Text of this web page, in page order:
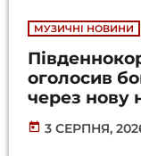
МУЗИЧНІ НОВИНИ
оголосив
через нову
today 3 СЕРПНЯ,